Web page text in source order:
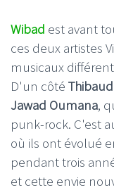
Wibad est avant
ces deux artistes
musicaux
D'un côté
Jawad Oumana,
punk-rock. C'est
où ils ont évolué
pendant trois
et cette envie